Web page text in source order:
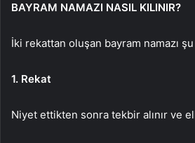
BAYRAM NAMAZI NASIL KILINIR?
İki rekattan oluşan bayram namazı şu
1. Rekat
Niyet ettikten sonra tekbir alınır ve